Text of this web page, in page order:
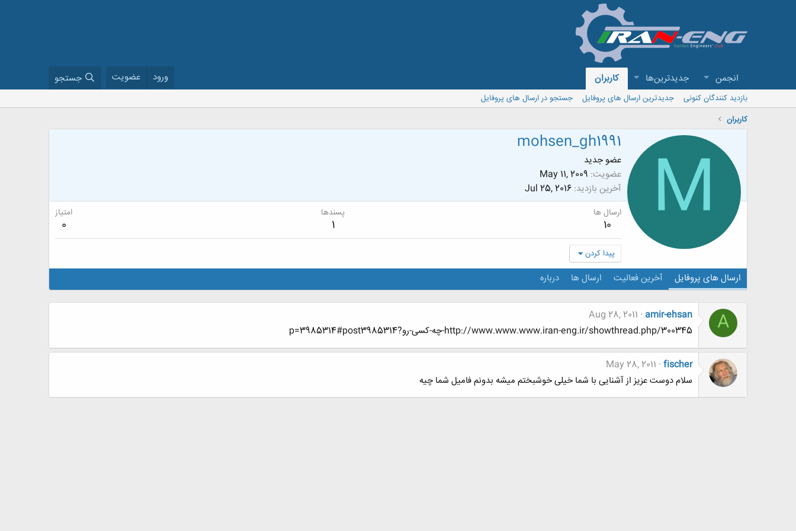
انجمن جدیدترین‌ها کاربران ورود عضویت جستجو
بازدید کنندگان کنونی جدیدترین ارسال های پروفایل
جستجو در ارسال های پروفایل
کاربران
M
mohsen_gh1991
عضو جدید
عضویت May 11, 2009
آخرین بازدید Jul 25, 2016
ارسال ها
10
پسندها
1
امتیاز
0
پیدا کردن
ارسال های پروفایل آخرین فعالیت ارسال ها درباره
A
amir-ehsan
Aug 28, 2011
http://www.www.www.iran-eng.ir/showthread.php/300345-چه-کسی-رو?p=3985314#post3985314
fischer
May 28, 2011
سلام دوست عزیز از آشنایی با شما خیلی خوشبختم میشه بدونم فامیل شما چیه